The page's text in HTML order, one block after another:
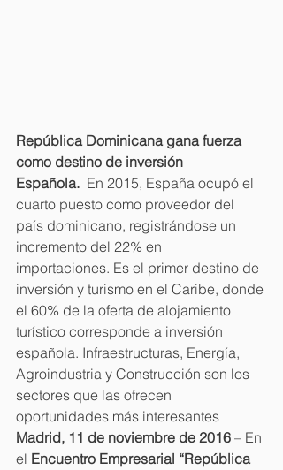
República Dominicana gana fuerza
como destino de inversión
Española. En 2015, España ocupó el
cuarto puesto como proveedor del
país dominicano, registrándose un
incremento del 22% en
importaciones. Es el primer destino de
inversión y turismo en el Caribe, donde
el 60% de la oferta de alojamiento
turístico corresponde a inversión
española. Infraestructuras, Energía,
Agroindustria y Construcción son los
sectores que las ofrecen
oportunidades más interesantes
Madrid, 11 de noviembre de 2016 – En
el Encuentro Empresarial “República